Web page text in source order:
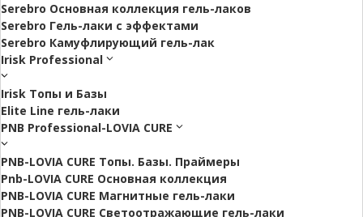
Serebro Основная коллекция гель-лаков
Serebro Гель-лаки с эффектами
Serebro Камуфлирующий гель-лак
Irisk Professional
Irisk Топы и Базы
Elite Line гель-лаки
PNB Professional-LOVIA CURE
PNB-LOVIA CURE Топы. Базы. Праймеры
Pnb-LOVIA CURE Основная коллекция
PNB-LOVIA CURE Магнитные гель-лаки
PNB-LOVIA CURE Cветоотражающие гель-лаки